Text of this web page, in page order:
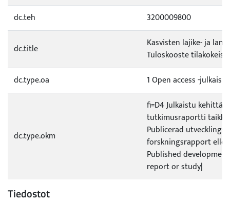
dc.teh
3200009800
dc.title
Kasvisten lajike- ja
Tuloskooste
dc.type.oa
1 Open access -julkaisu
dc.type.okm
fi=D4 Julkaistu
tutkimusraportti taikka
Publicerad
forskningsrapport
Published
report or study|
Tiedostot